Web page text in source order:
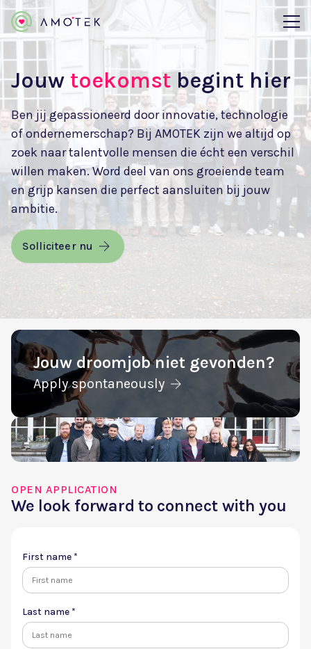
Jouw toekomst begint hier
Ben jij gepassioneerd door innovatie, technologie
of ondernemerschap? Bij AMOTEK zijn we altijd op
zoek naar talentvolle mensen die écht een verschil
willen maken. Word deel van ons groeiende team
en grijp kansen die perfect aansluiten bij jouw
ambitie.
Solliciteer nu
Jouw droomjob niet gevonden?
Apply spontaneously
OPEN APPLICATION
We look forward to connect with you
First name *
Last name *